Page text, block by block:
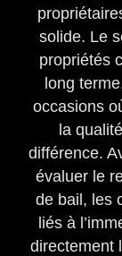
solide. Le
propriétés
long
occasions
la
différence.
évaluer le
de bail, les
liés à
directement